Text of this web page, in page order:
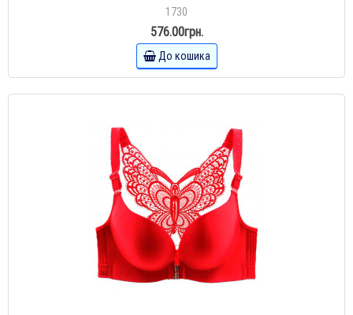
1730
576.00грн.
До кошика